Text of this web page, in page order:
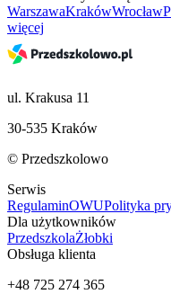
WarszawaKrakówWrocław
więcej
ul. Krakusa 11
30-535 Kraków
© Przedszkolowo
Serwis
RegulaminOWUPolityka
Dla użytkowników
PrzedszkolaŻłobki
Obsługa klienta
+48 725 274 365